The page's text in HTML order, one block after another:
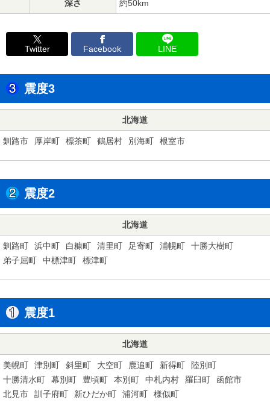
深さ 約50km
Twitter Facebook LINE
震度3
北海道
釧路市 厚岸町 標茶町 鶴居村 別海町 根室市
震度2
北海道
釧路町 浜中町 白糠町 清里町 足寄町 浦幌町
十勝大樹町
弟子屈町
中標津町 標津町
震度1
北海道
美幌町 津別町 斜里町 大空町 鹿追町 新得町
陸別町
十勝清水町
幕別町 豊頃町 本別町 中札内村 羅臼町
函館市
北見市
訓子府町 新ひだか町 浦河町 様似町